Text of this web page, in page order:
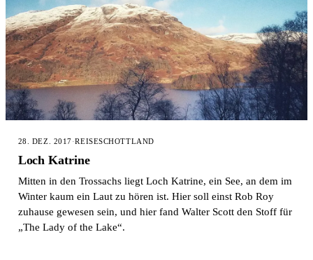
28. DEZ. 2017·REISESCHOTTLAND
Loch Katrine
Mitten in den Trossachs liegt Loch Katrine, ein See, an dem im
Winter kaum ein Laut zu hören ist. Hier soll einst Rob Roy
zuhause gewesen sein, und hier fand Walter Scott den Stoff für
„The Lady of the Lake“.